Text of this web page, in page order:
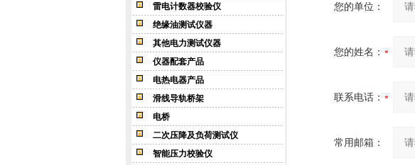
雷电计数器校验仪
绝缘油测试仪器
其他电力测试仪器
仪器配套产品
电热电器产品
滑线导轨桥架
电桥
二次压降及负荷测试仪
智能压力校验仪
您的单位：
您的姓名：
联系电话：
常用邮箱：